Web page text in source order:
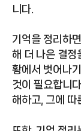
니다.
기억을 정리하
해 더 나은 결정
황에서 벗어나
것이 필요합니
해하고, 그에 따